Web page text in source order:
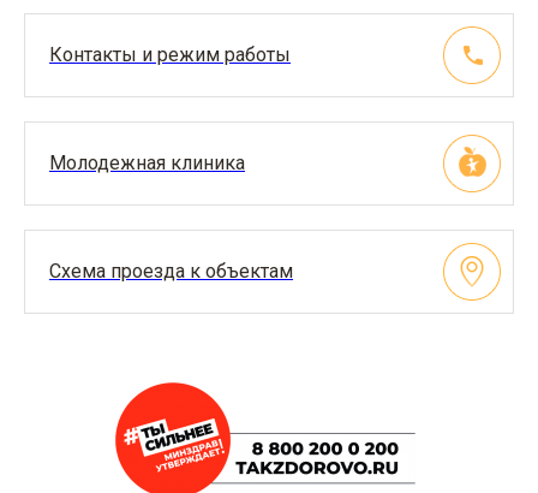
Контакты и режим работы
Молодежная клиника
Схема проезда к объектам